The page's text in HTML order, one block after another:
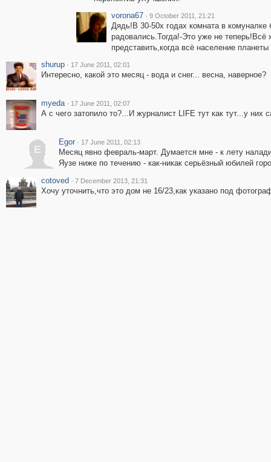
vorona67 · 9 October 2011, 21:21
Дядь!В 30-50х годах комната в
радовались.Тогда!-Это уже не
представить,когда всё население
shurup · 17 June 2011, 02:01
Интересно, какой это месяц - вода и снег... весна, наверное?
myeda · 17 June 2011, 02:07
А с чего затопило то?...И журналист LIFE тут как тут...у них
E
Egor · 17 June 2011, 02:13
Месяц явно февраль-март. Думается мне - к лету
Яузе ниже по течению - как-никак серьёзный юбилей
cotoved · 7 December 2013, 21:31
Хочу уточнить,что это дом не 16/23,как указано под